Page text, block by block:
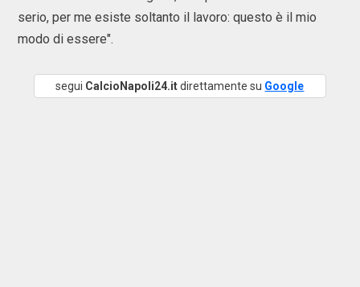
serio, per me esiste soltanto il lavoro: questo è il mio
modo di essere".
segui CalcioNapoli24.itdirettamente su Google